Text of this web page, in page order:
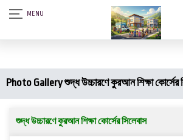
আস-সালামু আলাইকুম। SQSF-কাউন্সেলিং সেন্টার এন্ড স্মার্ট
সফটওয়্যার)।
Photo Gallery শুদ্ধ উচ্চারণে কুরআন শিক্ষা কোর্সের
শুদ্ধ উচ্চারণে কুরআন শিক্ষা কোর্সের সিলেবাস